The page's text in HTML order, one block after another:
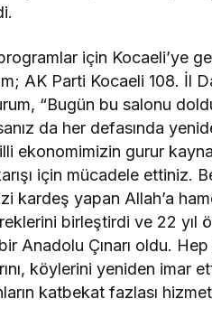
için Kocaeli’ye
AK Parti Kocaeli 108. İl
“Bugün bu salonu
da her defasında
ekonomimizin gurur
için mücadele ettiniz.
kardeş yapan Allah’a
birleştirdi ve 22 yıl
Anadolu Çınarı oldu.
köylerini yeniden imar
katbekat fazlası